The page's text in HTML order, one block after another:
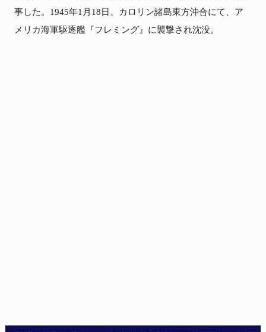
事した。1945年1月18日、カロリン諸島東方沖合にて、ア
メリカ海軍駆逐艦『フレミング』に襲撃され沈没。